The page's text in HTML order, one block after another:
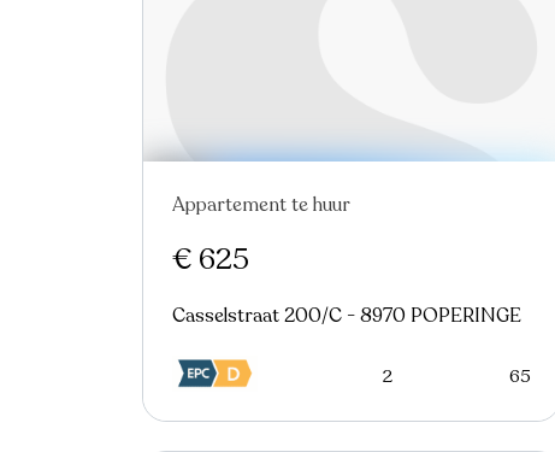
Appartement te huur
€ 625
Casselstraat 200/C - 8970 POPERINGE
2 65